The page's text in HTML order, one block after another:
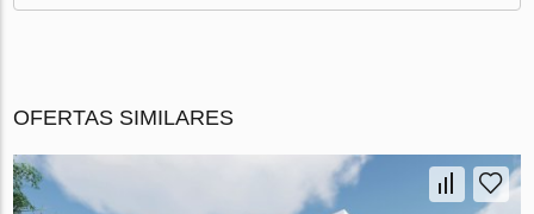
OFERTAS SIMILARES